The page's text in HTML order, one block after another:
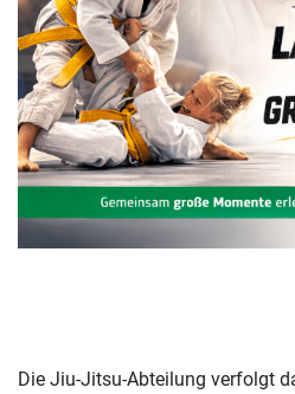
Die Jiu-Jitsu-Abteilung verfolgt